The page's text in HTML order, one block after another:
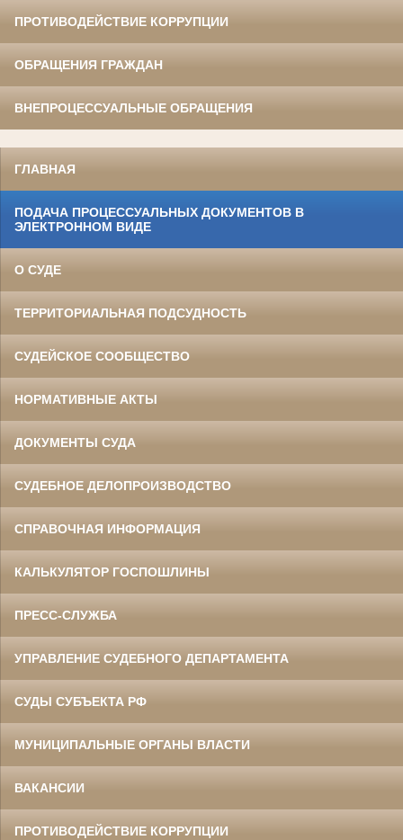
ПРОТИВОДЕЙСТВИЕ КОРРУПЦИИ
ОБРАЩЕНИЯ ГРАЖДАН
ВНЕПРОЦЕССУАЛЬНЫЕ ОБРАЩЕНИЯ
ГЛАВНАЯ
ПОДАЧА ПРОЦЕССУАЛЬНЫХ ДОКУМЕНТОВ В
ЭЛЕКТРОННОМ ВИДЕ
О СУДЕ
ТЕРРИТОРИАЛЬНАЯ ПОДСУДНОСТЬ
СУДЕЙСКОЕ СООБЩЕСТВО
НОРМАТИВНЫЕ АКТЫ
ДОКУМЕНТЫ СУДА
СУДЕБНОЕ ДЕЛОПРОИЗВОДСТВО
СПРАВОЧНАЯ ИНФОРМАЦИЯ
КАЛЬКУЛЯТОР ГОСПОШЛИНЫ
ПРЕСС-СЛУЖБА
УПРАВЛЕНИЕ СУДЕБНОГО ДЕПАРТАМЕНТА
СУДЫ СУБЪЕКТА РФ
МУНИЦИПАЛЬНЫЕ ОРГАНЫ ВЛАСТИ
ВАКАНСИИ
ПРОТИВОДЕЙСТВИЕ КОРРУПЦИИ